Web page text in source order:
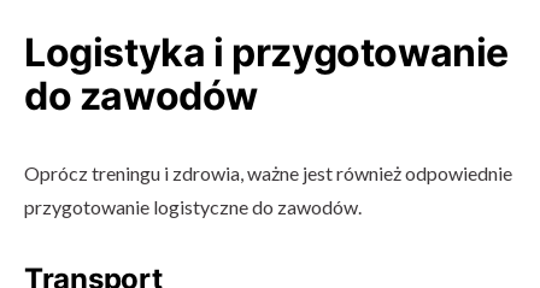
Logistyka i przygotowanie
do zawodów
Oprócz treningu i zdrowia, ważne jest również odpowiednie
przygotowanie logistyczne do zawodów.
Transport